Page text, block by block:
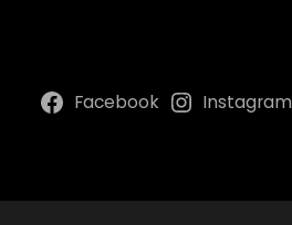
Facebook Instagram